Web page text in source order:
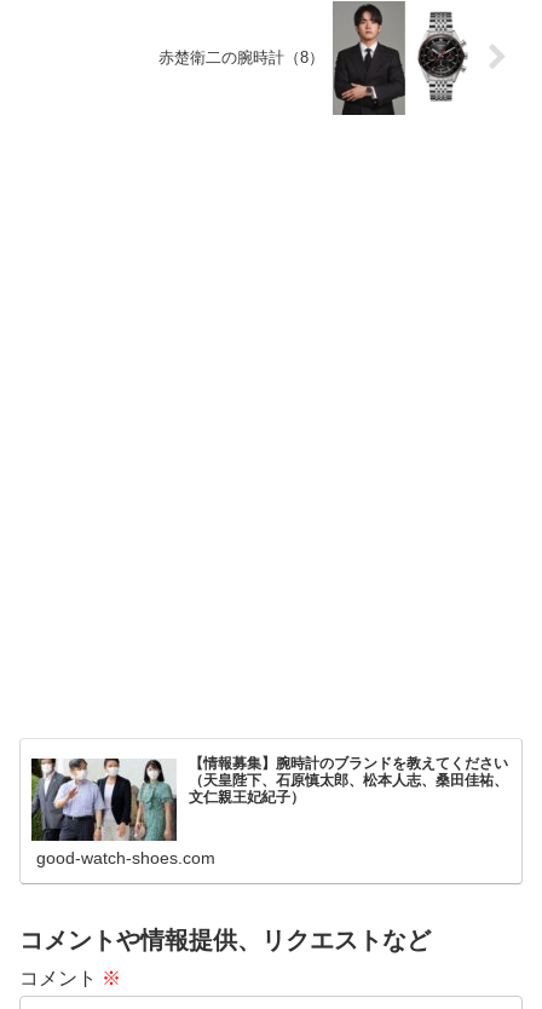
赤楚衛二の腕時計（8）
【情報募集】腕時計のブランドを教えてください
（天皇陛下、石原慎太郎、松本人志、桑田佳祐、
文仁親王妃紀子）
good-watch-shoes.com
コメントや情報提供、リクエストなど
コメント ※